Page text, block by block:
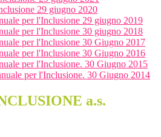
29 giugno 2020
per l'Inclusione 29 giugno 2019
per l'Inclusione 30 giugno 2018
per l'Inclusione 30 Giugno 2017
per l'Inclusione 30 Giugno 2016
per l'Inclusione. 30 Giugno 2015
per l'Inclusione. 30 Giugno 2014
a.s.